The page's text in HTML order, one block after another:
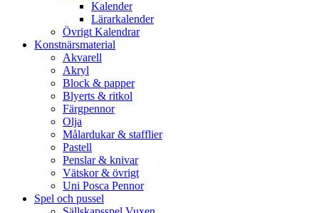
Kalender
Lärarkalender
Övrigt Kalendrar
Konstnärsmaterial
Akvarell
Akryl
Block & papper
Blyerts & ritkol
Färgpennor
Olja
Målardukar & stafflier
Pastell
Penslar & knivar
Vätskor & övrigt
Uni Posca Pennor
Spel och pussel